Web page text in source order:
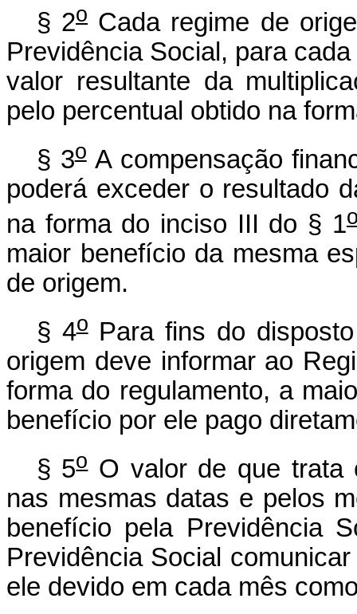
§ 2oCada regime de
Previdência Social, para
valor resultante da
pelo percentual obtido na
§ 3oA compensação
poderá exceder o resultado
na forma do inciso III do § 1
maior benefício da mesma
de origem.
§ 4oPara fins do
origem deve informar ao
forma do regulamento, a
benefício por ele pago
§ 5oO valor de que trata
nas mesmas datas e pelos
benefício pela Previdência
Previdência Social
ele devido em cada mês